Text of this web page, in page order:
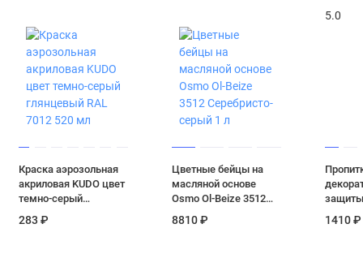
Краска аэрозольная
акриловая KUDO цвет
темно-серый
520 мл
283 ₽
Цветные бейцы на
масляной основе
Osmo Ol-Beize 3512
8810 ₽
5.0
1410 ₽